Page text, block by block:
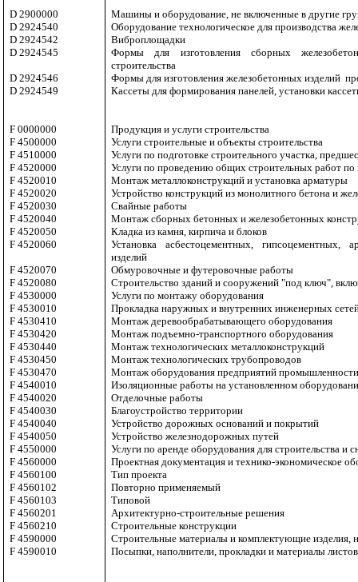
D 2900000
Машины и оборудование, не включенные в другие
D 2924540
Оборудование технологическое для производства
D 2924542
Виброплощадки
D 2924545
Формы для изготовления сборных
строительства
D 2924546
Формы для изготовления железобетонных изделий
D 2924549
Кассеты для формирования панелей, установки
F 0000000
Продукция и услуги строительства
F 4500000
Услуги строительные и объекты строительства
F 4510000
Услуги по подготовке строительного участка,
F 4520000
Услуги по проведению общих строительных работ
F 4520010
Монтаж металлоконструкций и установка арматуры
F 4520020
Устройство конструкций из монолитного бетона и
F 4520030
Свайные работы
F 4520040
Монтаж сборных бетонных и железобетонных
F 4520050
Кладка из камня, кирпича и блоков
F 4520060
Установка асбестоцементных, гипсоцементных,
изделий
F 4520070
Обмуровочные и футеровочные работы
F 4520080
Строительство зданий и сооружений "под ключ",
F 4530000
Услуги по монтажу оборудования
F 4530010
Прокладка наружных и внутренних инженерных
F 4530410
Монтаж деревообрабатывающего оборудования
F 4530420
Монтаж подъемно-транспортного оборудования
F 4530440
Монтаж технологических металлоконструкций
F 4530450
Монтаж технологических трубопроводов
F 4530470
Монтаж оборудования предприятий
F 4540010
Изоляционные работы на установленном
F 4540020
Отделочные работы
F 4540030
Благоустройство территории
F 4540040
Устройство дорожных оснований и покрытий
F 4540050
Устройство железнодорожных путей
F 4550000
Услуги по аренде оборудования для строительства и
F 4560000
Проектная документация и технико-экономическое
F 4560100
Тип проекта
F 4560102
Повторно применяемый
F 4560103
Типовой
F 4560201
Архитектурно-строительные решения
F 4560210
Строительные конструкции
F 4590000
Строительные материалы и комплектующие изделия,
F 4590010
Посыпки, наполнители, прокладки и материалы